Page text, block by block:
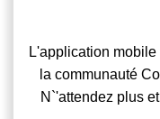
L'application
la communauté
N`'attendez plus